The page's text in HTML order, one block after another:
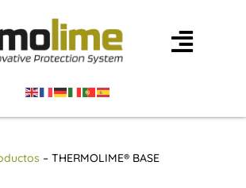
– THERMOLIME® BASE